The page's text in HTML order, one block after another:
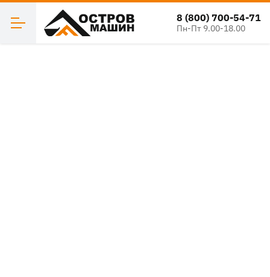
8 (800) 700-54-71
Пн-Пт 9.00-18.00